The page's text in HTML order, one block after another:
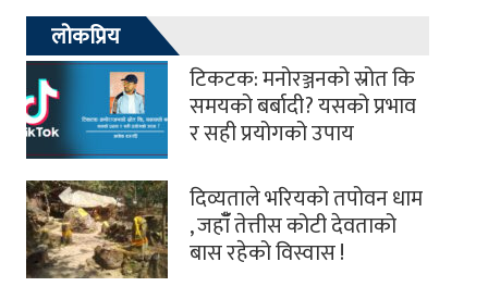
लोकप्रिय
टिकटक: मनोरञ्जनको स्रोत कि
समयको बर्बादी? यसको प्रभाव
र सही प्रयोगको उपाय
दिव्यताले भरियको तपोवन धाम
, जहाँँ तेत्तीस कोटी देवताको
बास रहेको विस्वास !